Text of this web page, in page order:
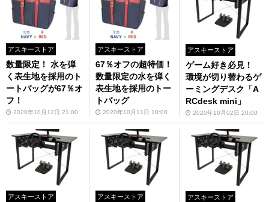
アスキーストア
数量限定！ 水を弾
く表生地を採用のト
ートバッグが67％オ
フ！
2020年10月12日 21:00
アスキーストア
67％オフの超特価！
数量限定の水を弾く
表生地を採用のトー
トバッグ
2020年10月11日 18:00
アスキーストア
ゲーム好き必見！
環境が切り替わるゲ
ーミングデスク「A
RCdesk mini」
2020年10月02日 20:00
アスキーストア アスキーストア アスキーストア